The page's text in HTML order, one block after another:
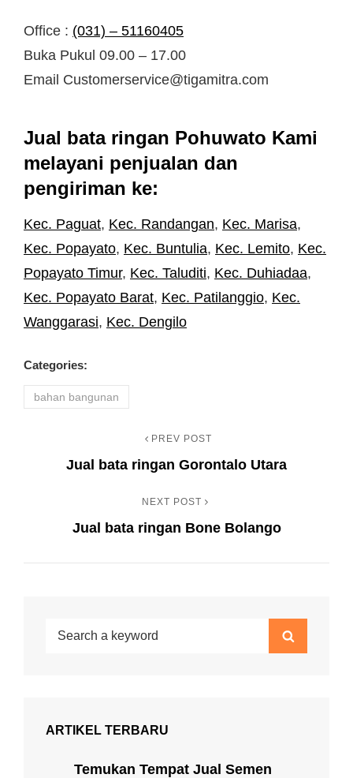
Office : (031) – 51160405
Buka Pukul 09.00 – 17.00
Email Customerservice@tigamitra.com
Jual bata ringan Pohuwato Kami
melayani penjualan dan
pengiriman ke:
Kec. Paguat, Kec. Randangan, Kec. Marisa,
Kec. Popayato, Kec. Buntulia, Kec. Lemito, Kec.
Popayato Timur, Kec. Taluditi, Kec. Duhiadaa,
Kec. Popayato Barat, Kec. Patilanggio, Kec.
Wanggarasi, Kec. Dengilo
Categories:
bahan bangunan
PREV POST
Jual bata ringan Gorontalo Utara
NEXT POST
Jual bata ringan Bone Bolango
Search
ARTIKEL TERBARU
Temukan Tempat Jual Semen